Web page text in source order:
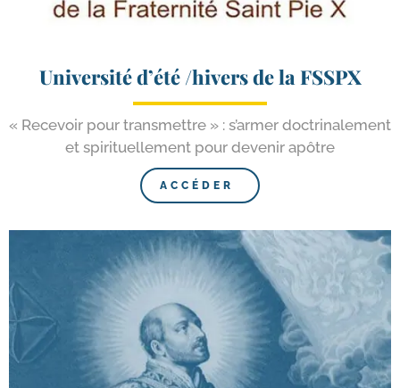
Université d’été /​hivers de la FSSPX
« Recevoir pour trans­mettre » : s’ar­mer doc­tri­na­le­ment
et spi­ri­tuel­le­ment pour deve­nir apôtre
ACCÉDER